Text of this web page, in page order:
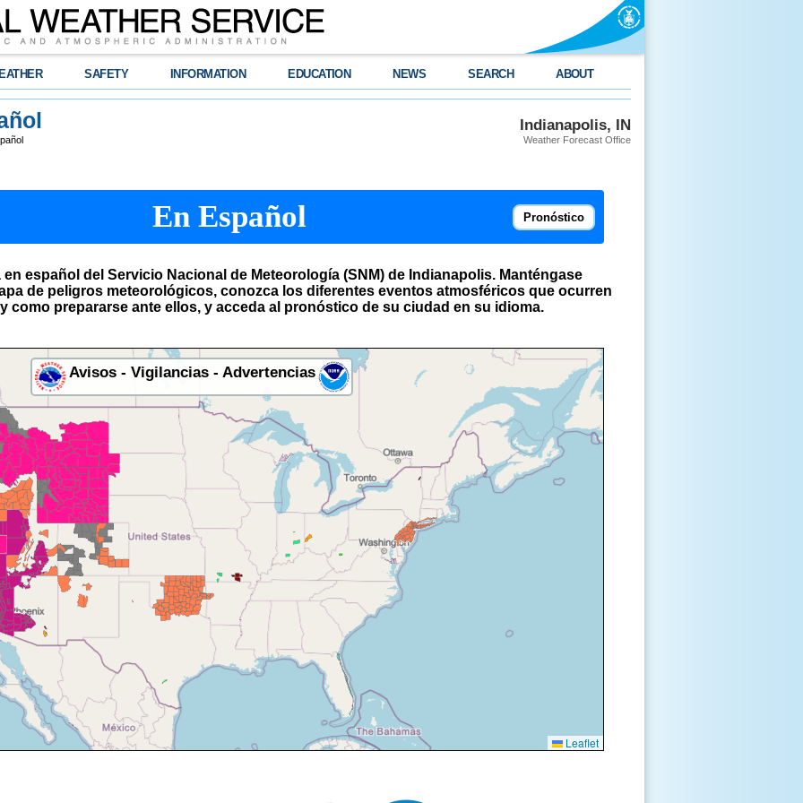
SAFETY INFORMATION EDUCATION NEWS SEARCH ABOUT
Indianapolis, IN
Weather Forecast Office
En Español Pronóstico
español del Servicio Nacional de Meteorología (SNM) de Indianapolis. Manténgase
de peligros meteorológicos, conozca los diferentes eventos atmosféricos que ocurren
como prepararse ante ellos, y acceda al pronóstico de su ciudad en su idioma.
Avisos - Vigilancias - Advertencias
Leaflet